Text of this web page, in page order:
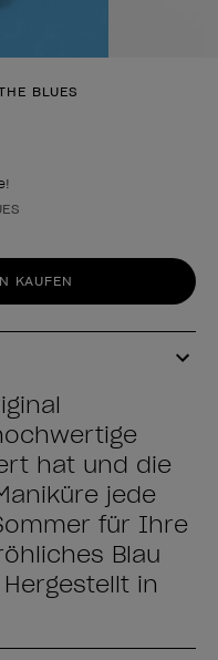
BLUES
KAUFEN
hat und die
jede
für Ihre
Blau
in